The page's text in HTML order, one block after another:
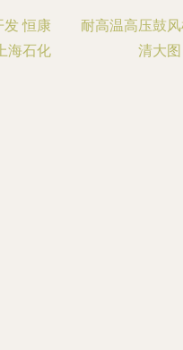
发 恒康
海石化
耐高温高压鼓
清大